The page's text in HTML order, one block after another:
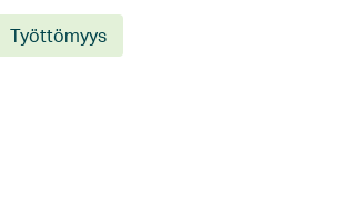
Työttömyys